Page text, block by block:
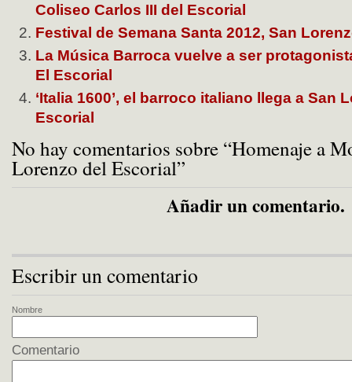
Coliseo Carlos III del Escorial
Festival de Semana Santa 2012, San
La Música Barroca vuelve a ser
El Escorial
‘Italia 1600’, el barroco italiano llega a San
Escorial
No hay comentarios sobre “Homenaje a
Lorenzo del Escorial”
Añadir un comentario.
Escribir un comentario
Nombre
Comentario